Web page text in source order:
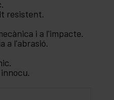
resistent.
i a l'impacte.
a l'abrasió.